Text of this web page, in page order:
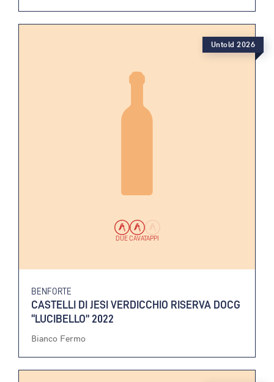
DUE CAVATAPPI
BENFORTE
CASTELLI DI JESI VERDICCHIO RISERVA DOCG
“LUCIBELLO” 2022
Bianco Fermo
Untold 2026